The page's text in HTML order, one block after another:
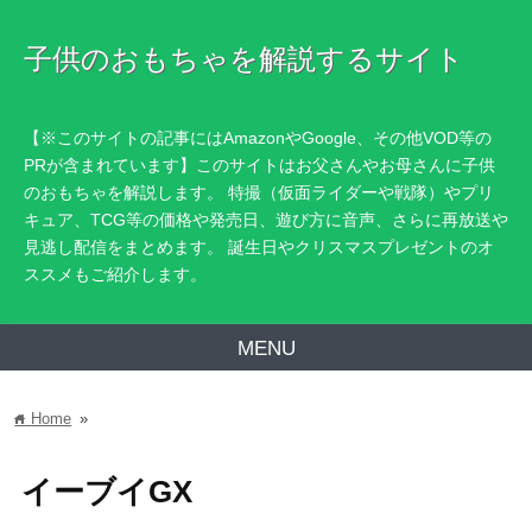
子供のおもちゃを解説するサイト
【※このサイトの記事にはAmazonやGoogle、その他VOD等の
PRが含まれています】このサイトはお父さんやお母さんに子供
のおもちゃを解説します。 特撮（仮面ライダーや戦隊）やプリ
キュア、TCG等の価格や発売日、遊び方に音声、さらに再放送や
見逃し配信をまとめます。 誕生日やクリスマスプレゼントのオ
ススメもご紹介します。
MENU
home Home »
イーブイGX